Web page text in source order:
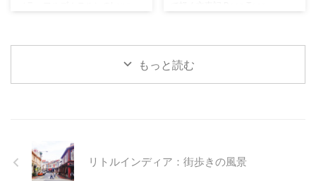
のエリアは入れないみたいです。
こちらは、アフタヌーンティーで
る中庭の光景。 23:30だったから
なのか空いていました。 有名な
ピーナッツの殻が床に。。。 ...
頂くことにしました。 既に1回滞
在中に行ったことがあったのです
って帰りたいくらい。 今回も2人
もっと読む
リトルインディア：街歩きの風景